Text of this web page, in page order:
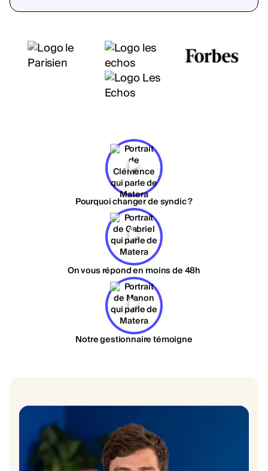
Pourquoi changer de syndic ?
On vous répond en moins de 48h
Notre gestionnaire témoigne